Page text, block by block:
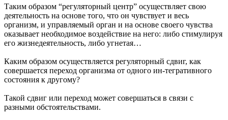
Таким образом “регуляторный центр” осуществляет свою
деятельность на основе того, что он чувствует и весь
организм, и управляемый орган и на основе своего чувства
оказывает необходимое воздействие на него: либо стимулируя
его жизнедеятельность, либо угнетая…
Каким образом осуществляется регуляторный сдвиг, как
совершается переход организма от одного ин-тегративного
состояния к другому?
Такой сдвиг или переход может совершаться в связи с
разными обстоятельствами.